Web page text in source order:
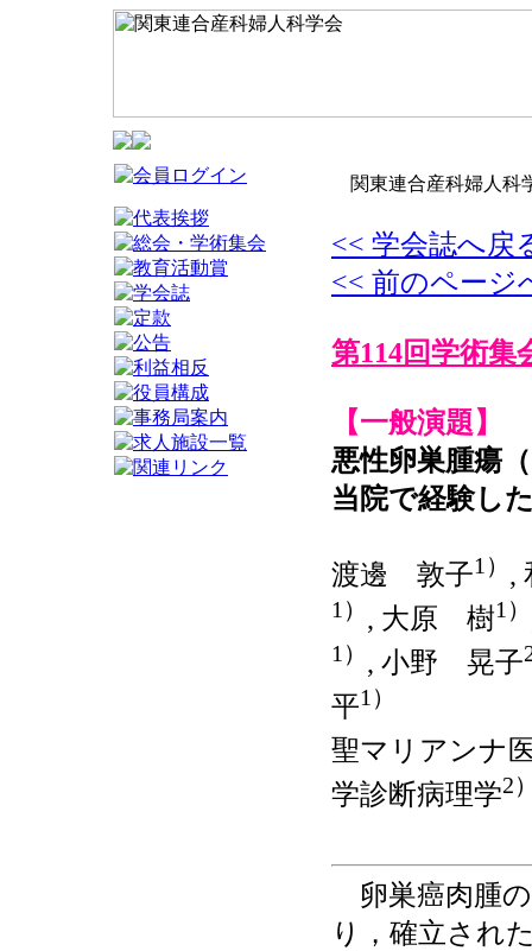
関東連合産科婦人科
<< 学会誌へ戻
<< 前のページ
第114回学術集
【一般演題】
悪性卵巣腫瘍
当院で経験し
渡邊 敦子1） ,
1） , 大原 樹1）
1） , 小野 晃子
平1）
聖マリアンナ
学診断病理学2
卵巣癌肉腫の
り，確立され